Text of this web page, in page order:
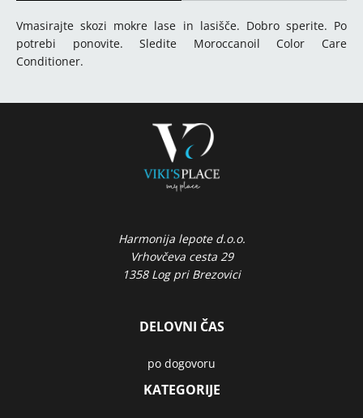
Vmasirajte skozi mokre lase in lasišče. Dobro sperite. Po
potrebi ponovite. Sledite Moroccanoil Color Care
Conditioner.
Harmonija lepote d.o.o.
Vrhovčeva cesta 29
1358 Log pri Brezovici
DELOVNI ČAS
po dogovoru
KATEGORIJE